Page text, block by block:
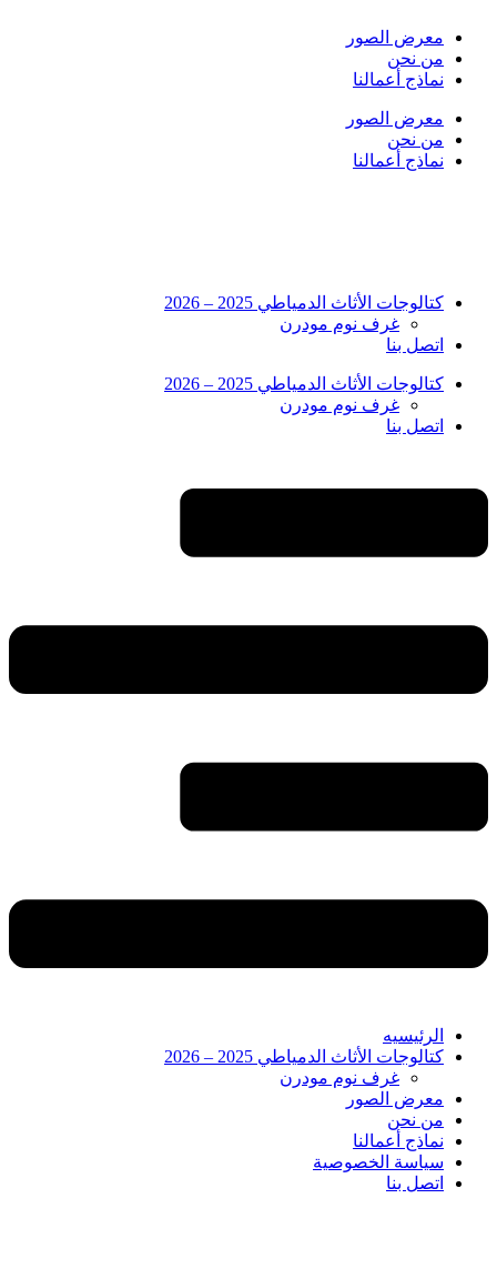
content
معرض الصور
من نحن
نماذج أعمالنا
معرض الصور
من نحن
نماذج أعمالنا
كتالوجات الأثاث الدمياطي 2025 – 2026
غرف نوم مودرن
اتصل بنا
كتالوجات الأثاث الدمياطي 2025 – 2026
غرف نوم مودرن
اتصل بنا
الرئيسيه
كتالوجات الأثاث الدمياطي 2025 – 2026
غرف نوم مودرن
معرض الصور
من نحن
نماذج أعمالنا
سياسة الخصوصية
اتصل بنا